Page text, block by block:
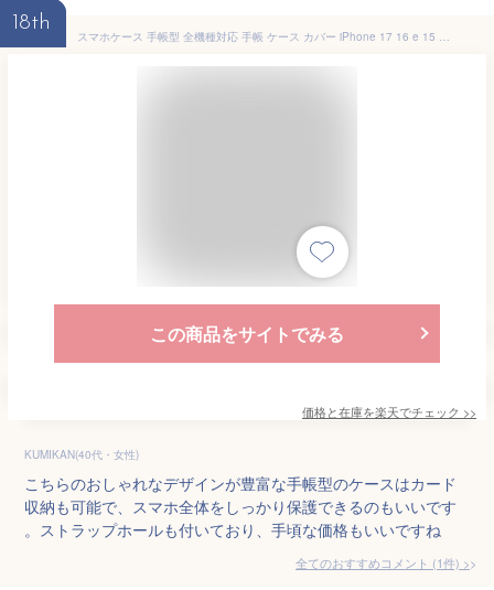
18th
スマホケース 手帳型 全機種対応 手帳 ケース カバー iPhone 17 16 e 15 14 13 12 11 X XR XS 8 7 6 5 SE mini Pro Plus ProMax AQUOS ARROWS Xperia Galaxy OPPO HUAWEI Google Pixel 9 Pro8-zen-001
この商品をサイトでみる
価格と在庫を楽天でチェック >>
KUMIKAN(40代・女性)
こちらのおしゃれなデザインが豊富な手帳型のケースはカード
収納も可能で、スマホ全体をしっかり保護できるのもいいです
。ストラップホールも付いており、手頃な価格もいいですね
全てのおすすめコメント (1件) >